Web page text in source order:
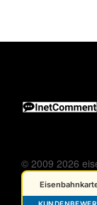
© 2009 2026